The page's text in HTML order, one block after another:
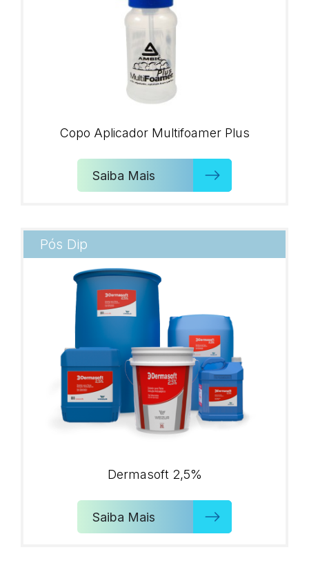
Copo Aplicador Multifoamer Plus
Saiba Mais
Pós Dip
Dermasoft 2,5%
Saiba Mais